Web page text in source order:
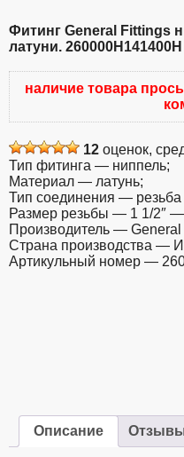
Фитинг General Fittings
латуни. 260000H141400H
наличие товара
12 оценок,
Тип фитинга — ниппель;
Материал — латунь;
Тип соединения —
Размер резьбы — 1 1/2″ —
Производитель — General
Страна производства —
Артикульный номер —
Описание